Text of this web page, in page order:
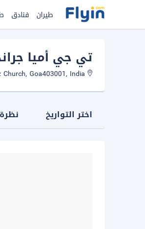
طيران فنادق
تي جي أميا
اختر التواريخ